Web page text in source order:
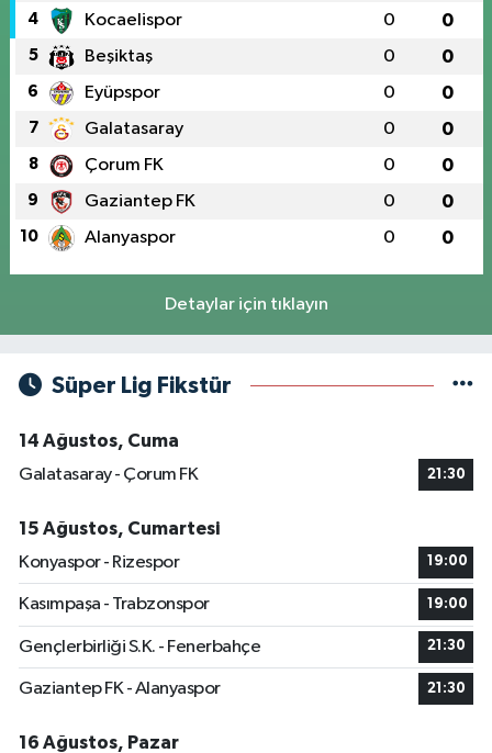
4 Kocaelispor 0 0
5 Beşiktaş 0 0
6 Eyüpspor 0 0
7 Galatasaray 0 0
8 Çorum FK 0 0
9 Gaziantep FK 0 0
10 Alanyaspor 0 0
Detaylar için tıklayın
Süper Lig Fikstür
14 Ağustos, Cuma
Galatasaray - Çorum FK
21:30
15 Ağustos, Cumartesi
Konyaspor - Rizespor
19:00
Kasımpaşa - Trabzonspor 19:00
Gençlerbirliği S.K. - Fenerbahçe 21:30
Gaziantep FK - Alanyaspor 21:30
16 Ağustos, Pazar